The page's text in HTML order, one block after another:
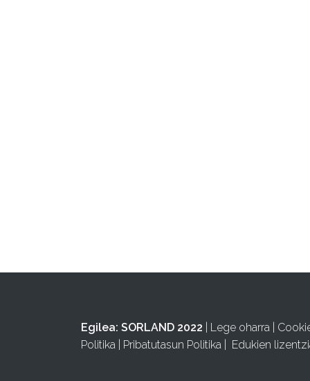
Egilea: SORLAND 2022 Lege oharra
Politika
Pribatutasun Politika Edukien